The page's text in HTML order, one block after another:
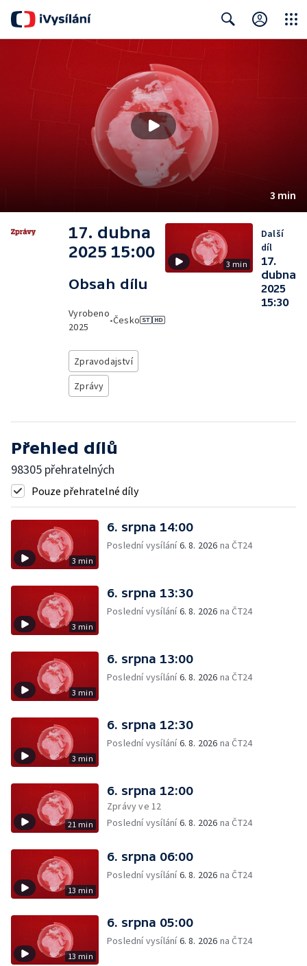
3 min
17. dubna
2025 15:00
Obsah dílu
Vyrobeno
2025
•Česko
Zpravodajství
Zprávy
3 min
Další
díl
17.
dubna
2025
15:30
Přehled dílů
98305 přehratelných
Pouze přehratelné díly
3 min
6. srpna 14:00
Poslední vysílání6. 8. 2026 na ČT24
3 min
6. srpna 13:30
Poslední vysílání6. 8. 2026 na ČT24
3 min
6. srpna 13:00
Poslední vysílání6. 8. 2026 na ČT24
3 min
6. srpna 12:30
Poslední vysílání6. 8. 2026 na ČT24
21 min
6. srpna 12:00
Zprávy ve 12
Poslední vysílání6. 8. 2026 na ČT24
13 min
6. srpna 06:00
Poslední vysílání6. 8. 2026 na ČT24
13 min
6. srpna 05:00
Poslední vysílání6. 8. 2026 na ČT24